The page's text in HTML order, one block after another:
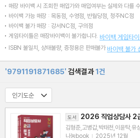
매장 바이백 시 조회한 매입가와 매입여부는 실제와 다를
바이백 가능 매장 : 목동점, 수영점, 반월당점, 청주NC점
바이백 불가 매장 : 강서NC점, 구의점
게임타이틀은 매장바이백이 불가합니다. 바이백 게임타
ISBN 불일치, 상태불량, 증정용은 판매불가 바이백 불가
'9791191871685' 검색결과1건
도서 2026 직업상담사 2
김형준,고병갑,박태천,이윤탁,유
나눔book | 2025년 12월